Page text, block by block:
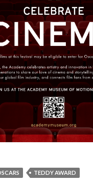
TEDDY AWARD